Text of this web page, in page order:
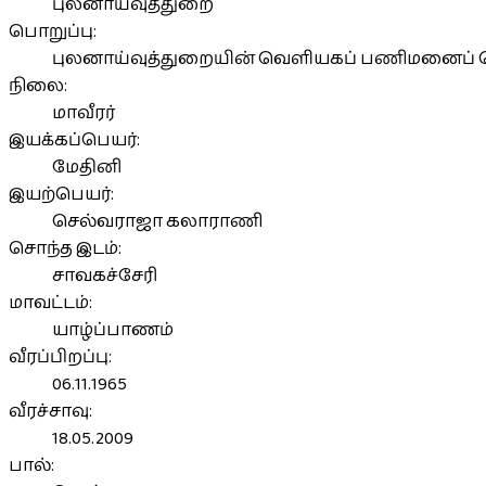
பொறுப்பு:
புலனாய்வுத்துறையின் வெளியகப் பணிமனைப்
நிலை:
மாவீரர்
இயக்கப்பெயர்:
மேதினி
இயற்பெயர்:
செல்வராஜா கலாராணி
சொந்த இடம்:
சாவகச்சேரி
மாவட்டம்:
யாழ்ப்பாணம்
வீரப்பிறப்பு:
06.11.1965
வீரச்சாவு:
18.05.2009
பால்: